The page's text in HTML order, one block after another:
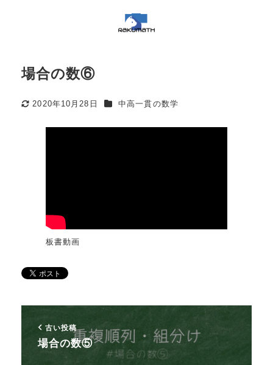
場合の数⑥
更新日
2020年10月28日 カテゴリー
中高一貫の数学
板書動画
古い投稿
場合の数⑤